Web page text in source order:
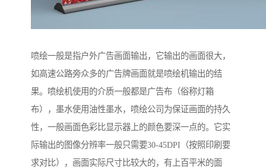
喷绘一般是指户外广告画面输出，它输出的画面很大，
如高速公路旁众多的广告牌画面就是喷绘机输出的结
果。喷绘机使用的介质一般都是广告布（俗称灯箱
布），墨水使用油性墨水，喷绘公司为保证画面的持久
性，一般画面色彩比显示器上的颜色要深一点的。它实
际输出的图像分辨率一般只需要30-45DPI（按照印刷要
求对比），画面实际尺寸比较大的，有上百平米的面